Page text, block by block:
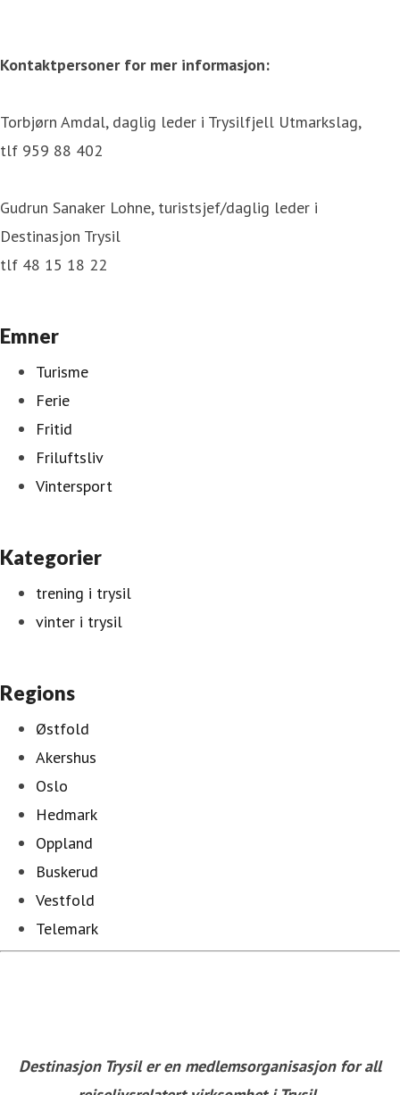
Kontaktpersoner for mer informasjon:
Torbjørn Amdal, daglig leder i Trysilfjell Utmarkslag,
tlf 959 88 402
Gudrun Sanaker Lohne, turistsjef/daglig leder i
Destinasjon Trysil
tlf 48 15 18 22
Emner
Turisme
Ferie
Fritid
Friluftsliv
Vintersport
Kategorier
trening i trysil
vinter i trysil
Regions
Østfold
Akershus
Oslo
Hedmark
Oppland
Buskerud
Vestfold
Telemark
Destinasjon Trysil er en medlemsorganisasjon for all